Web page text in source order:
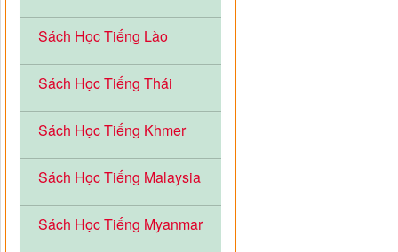
Sách Học Tiếng Lào
Sách Học Tiếng Thái
Sách Học Tiếng Khmer
Sách Học Tiếng Malaysia
Sách Học Tiếng Myanmar